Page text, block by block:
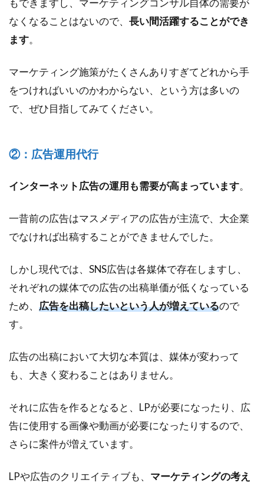
もできますし、マーケティングコンサル自体の需要が
なくなることはないので、 長い間活躍することができ
ます。
マーケティング施策がたくさんありすぎてどれから手
をつければいいのかわからない、という方は多いの
で、ぜひ目指してみてください。
②：広告運用代行
インターネット広告の運用も需要が高まっています。
一昔前の広告はマスメディアの広告が主流で、大企業
でなければ出稿することができませんでした。
しかし現代では、SNS広告は各媒体で存在しますし、
それぞれの媒体での広告の出稿単価が低くなっている
ため、 広告を出稿したいという人が増えているので
す。
広告の出稿において大切な本質は、媒体が変わって
も、大きく変わることはありません。
それに広告を作るとなると、LPが必要になったり、広
告に使用する画像や動画が必要になったりするので、
さらに案件が増えています。
LPや広告のクリエイティブも、 マーケティングの考え